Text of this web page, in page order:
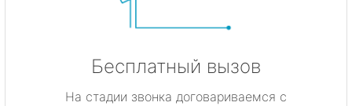
Бесплатный вызов
На стадии звонка договариваемся с